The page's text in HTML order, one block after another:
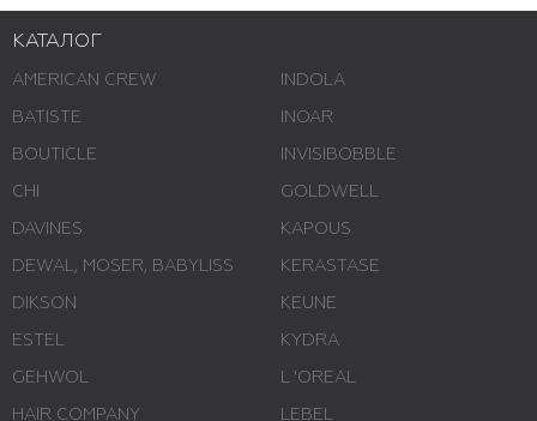
КАТАЛОГ
AMERICAN CREW
BATISTE
BOUTICLE
CHI
DAVINES
DEWAL, MOSER, BABYLISS
DIKSON
ESTEL
GEHWOL
HAIR COMPANY
INDOLA
INOAR
INVISIBOBBLE
GOLDWELL
KAPOUS
KERASTASE
KEUNE
KYDRA
L 'ОREAL
LEBEL